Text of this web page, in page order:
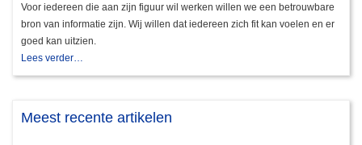
Voor iedereen die aan zijn figuur wil werken willen we een betrouwbare
bron van informatie zijn. Wij willen dat iedereen zich fit kan voelen en er
goed kan uitzien.
Lees verder…
Meest recente artikelen